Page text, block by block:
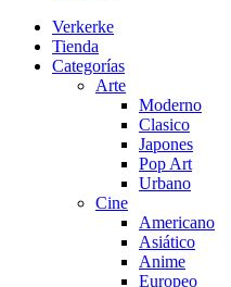
Verkerke
Tienda
Categorías
Arte
Moderno
Clasico
Japones
Pop Art
Urbano
Cine
Americano
Asiático
Anime
Europeo